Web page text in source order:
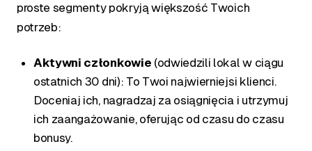
proste segmenty pokryją większość Twoich
potrzeb:
Aktywni członkowie (odwiedzili lokal w ciągu
ostatnich 30 dni): To Twoi najwierniejsi klienci.
Doceniaj ich, nagradzaj za osiągnięcia i utrzymuj
ich zaangażowanie, oferując od czasu do czasu
bonusy.